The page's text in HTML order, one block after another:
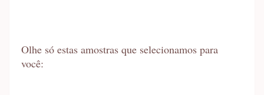
Olhe só estas amostras que selecionamos para
você: